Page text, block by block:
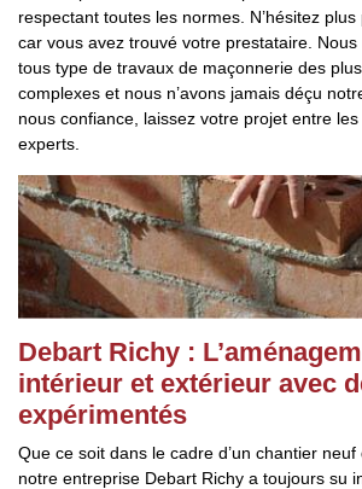
respectant toutes les normes. N’hésitez
car vous avez trouvé votre prestataire.
tous type de travaux de maçonnerie des
complexes et nous n’avons jamais déçu
nous confiance, laissez votre projet entre
experts.
Debart Richy :
intérieur et extérieur avec
expérimentés
Que ce soit dans le cadre d’un chantier neuf
notre entreprise Debart Richy a toujours su